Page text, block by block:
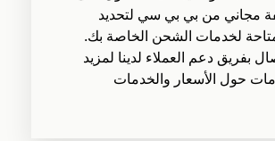
مجاني من بي بي سي لتحديد
لخدمات الشحن الخاصة بك.
بفريق دعم العملاء لدينا لمزيد
حول الأسعار والخدمات